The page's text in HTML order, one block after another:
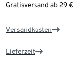
Gratisversand ab 29
Versandkosten
Lieferzeit